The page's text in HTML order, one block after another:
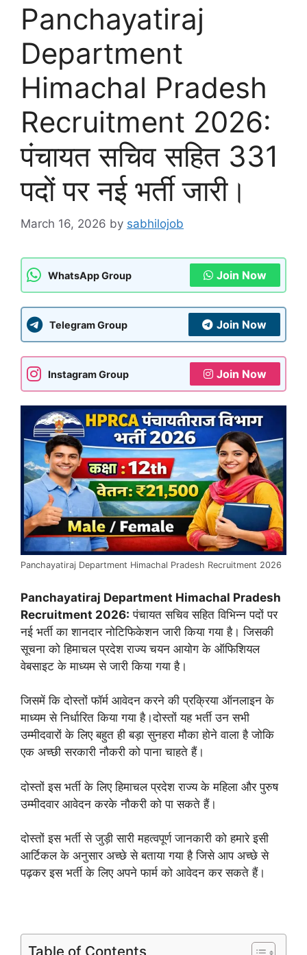
Panchayatiraj
Department
Himachal Pradesh
Recruitment 2026:
पंचायत सचिव सहित 331
पदों पर नई भर्ती जारी।
March 16, 2026 by sabhilojob
WhatsApp Group Join Now
Telegram Group Join Now
Instagram Group Join Now
Panchayatiraj Department Himachal Pradesh Recruitment 2026
Panchayatiraj Department Himachal Pradesh
Recruitment 2026: पंचायत सचिव सहित विभिन्न पदों पर
नई भर्ती का शानदार नोटिफिकेशन जारी किया गया है। जिसकी
सूचना को हिमाचल प्रदेश राज्य चयन आयोग के ऑफिशियल
वेबसाइट के माध्यम से जारी किया गया है।
जिसमें कि दोस्तों फॉर्म आवेदन करने की प्रक्रिया ऑनलाइन के
माध्यम से निर्धारित किया गया है।दोस्तों यह भर्ती उन सभी
उम्मीदवारों के लिए बहुत ही बड़ा सुनहरा मौका होने वाला है जोकि
एक अच्छी सरकारी नौकरी को पाना चाहते हैं।
दोस्तों इस भर्ती के लिए हिमाचल प्रदेश राज्य के महिला और पुरुष
उम्मीदवार आवेदन करके नौकरी को पा सकते हैं।
दोस्तों इस भर्ती से जुड़ी सारी महत्वपूर्ण जानकारी को हमारे इसी
आर्टिकल के अनुसार अच्छे से बताया गया है जिसे आप अच्छे से
पढ़कर इस भर्ती के लिए अपने फार्म को आवेदन कर सकते हैं।
Table of Contents